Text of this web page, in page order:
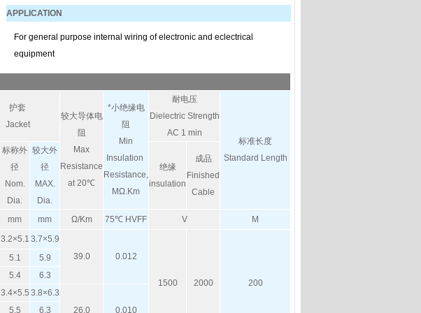
APPLICATION
For general purpose internal wiring of electronic and eclectrical
equipment
护套
Jacket
较大导体电
阻
Max
Resistance
at 20℃
*小绝缘电
阻
Min
Insulation
Resistance,
MΩ.Km
耐电压
Dielectric Strength
AC 1 min
标准长度
Standard Length
标称外
径
Nom.
Dia.
较大外
径
MAX.
Dia.
绝缘
insulation
成品
Finished
Cable
mm mm Ω/Km 75℃ HVFF V M
3.2×5.1 3.7×5.9
39.0
0.012
1500 2000 200
5.1
5.9
5.4 6.3
3.4×5.5 3.8×6.3
26.0
0.010
5.5 6.3